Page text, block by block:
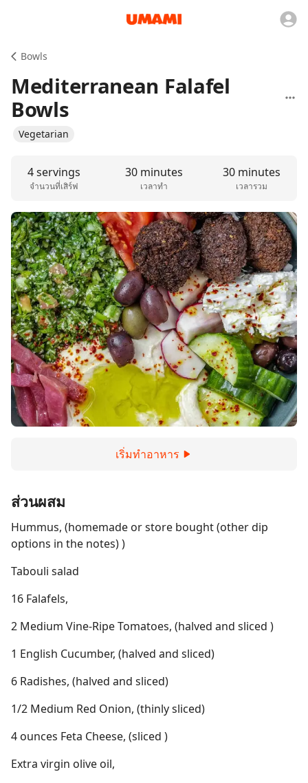
Bowls
Mediterranean Falafel
Bowls
Vegetarian
4 servings
จำนวนที่เสิร์ฟ
30 minutes
เวลาทำ
30 minutes
เวลารวม
เริ่มทำอาหาร
ส่วนผสม
Hummus, (homemade or store bought (other dip
options in the notes) )
Tabouli salad
16 Falafels,
2 Medium Vine-Ripe Tomatoes, (halved and sliced )
1 English Cucumber, (halved and sliced)
6 Radishes, (halved and sliced)
1/2 Medium Red Onion, (thinly sliced)
4 ounces Feta Cheese, (sliced )
Extra virgin olive oil,